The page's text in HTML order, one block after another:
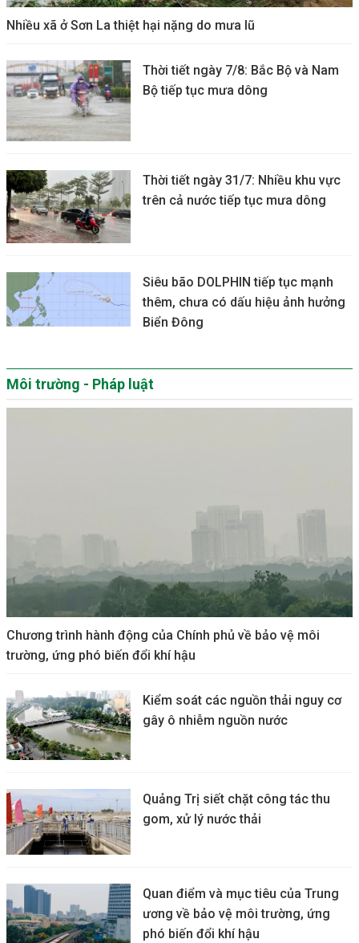
Nhiều xã ở Sơn La thiệt hại nặng do mưa lũ
Thời tiết ngày 7/8: Bắc Bộ và Nam
Bộ tiếp tục mưa dông
Thời tiết ngày 31/7: Nhiều khu vực
trên cả nước tiếp tục mưa dông
Siêu bão DOLPHIN tiếp tục mạnh
thêm, chưa có dấu hiệu ảnh hưởng
Biển Đông
Môi trường - Pháp luật
Chương trình hành động của Chính phủ về bảo vệ môi
trường, ứng phó biến đổi khí hậu
Kiểm soát các nguồn thải nguy cơ
gây ô nhiễm nguồn nước
Quảng Trị siết chặt công tác thu
gom, xử lý nước thải
Quan điểm và mục tiêu của Trung
ương về bảo vệ môi trường, ứng
phó biến đổi khí hậu